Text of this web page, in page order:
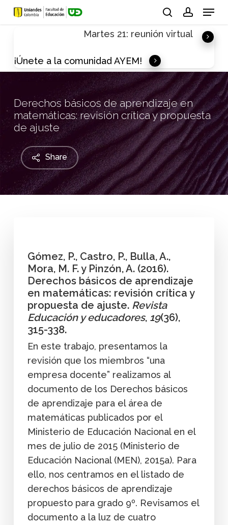
Skip
Menu
Martes 21: reunión virtual
¡Únete a la comunidad AYEM!
Derechos básicos de aprendizaje en
matemáticas: revisión crítica y propuesta
de ajuste
Share
Gómez, P., Castro, P., Bulla, A.,
Mora, M. F. y Pinzón, A. (2016).
Derechos básicos de aprendizaje
en matemáticas: revisión crítica y
propuesta de ajuste. Revista
Educación y educadores, 19(36),
315-338.
En este trabajo, presentamos la
revisión que los miembros “una
empresa docente” realizamos al
documento de los Derechos básicos
de aprendizaje para el área de
matemáticas publicados por el
Ministerio de Educación Nacional en el
mes de julio de 2015 (Ministerio de
Educación Nacional (MEN), 2015a). Para
ello, nos centramos en el listado de
derechos básicos de aprendizaje
propuesto para grado 9º. Revisamos el
documento a la luz de cuatro